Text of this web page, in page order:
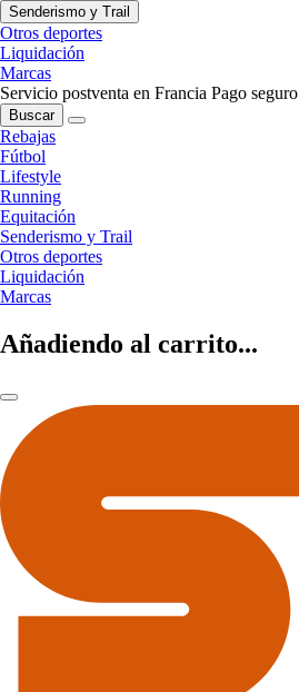
Senderismo y Trail
Otros deportes
Liquidación
Marcas
Servicio postventa en Francia Pago seguro
Buscar
Rebajas
Fútbol
Lifestyle
Running
Equitación
Senderismo y Trail
Otros deportes
Liquidación
Marcas
Añadiendo al carrito...